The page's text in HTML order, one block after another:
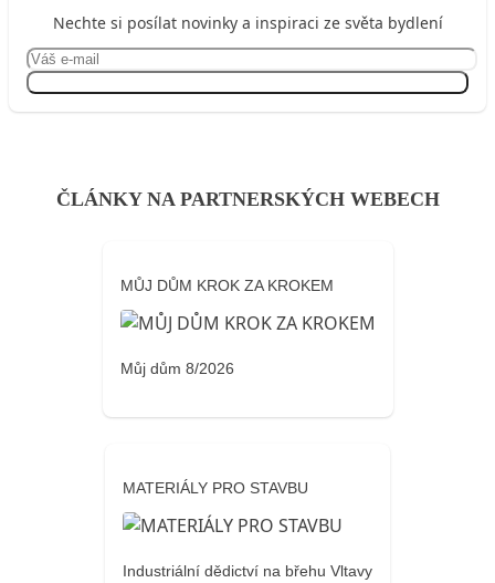
Nechte si posílat novinky a inspiraci ze světa bydlení
ČLÁNKY NA PARTNERSKÝCH WEBECH
MŮJ DŮM KROK ZA KROKEM
Můj dům 8/2026
MATERIÁLY PRO STAVBU
Industriální dědictví na břehu Vltavy